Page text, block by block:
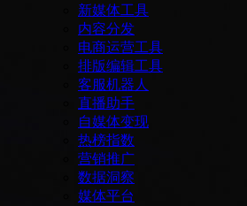
新媒体工具
内容分发
电商运营工具
排版编辑工具
客服机器人
直播助手
自媒体变现
热榜指数
营销推广
数据洞察
媒体平台